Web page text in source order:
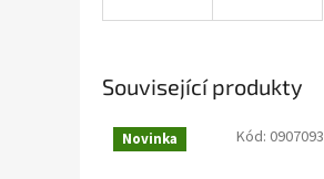
Související produkty
Novinka Kód: 0907093